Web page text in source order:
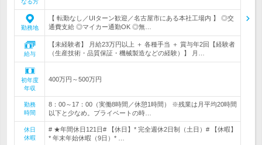
なる方
勤務地
【 転勤なし／UIターン歓迎／名古屋市にある本社工場内 】 ◎交
通費支給 ◎マイカー通勤OK ◎無…
給与
【未経験者】 月給23万円以上 ＋ 各種手当 ＋ 賞与年2回【経験者
（生産技術・品質保証・機械製造などの経験）】 月…
初年度
年収
400万円～500万円
勤務
時間
8：00～17：00（実働8時間／休憩1時間） ※残業は月平均20時間
以下と少なめ。プライベートの時…
休日
休暇
# ★年間休日121日# 【休日】* 完全週休2日制（土日）# 【休暇】
* 年末年始休暇（9日）* …